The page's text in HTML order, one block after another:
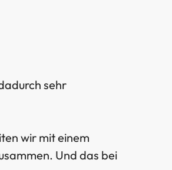
sehr
wir mit einem
Und das bei